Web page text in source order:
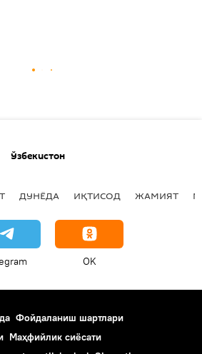
Ўзбекистон
ДУНЁДА ИҚТИСОД ЖАМИЯТ
OK
Фойдаланиш шартлари
Маҳфийлик сиёсати